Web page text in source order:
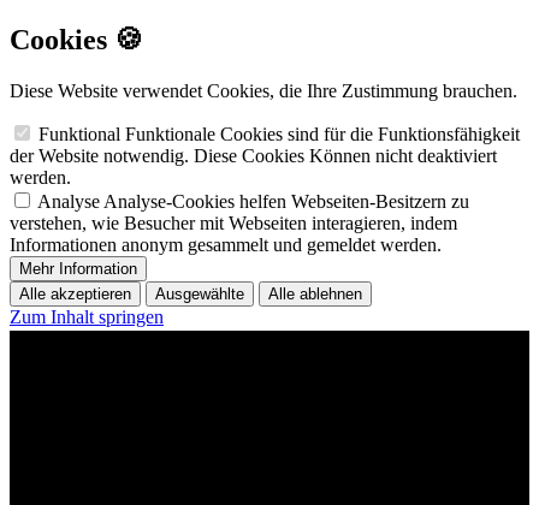
Cookies 🍪
Diese Website verwendet Cookies, die Ihre Zustimmung brauchen.
Funktional Funktionale Cookies sind für die Funktionsfähigkeit
der Website notwendig. Diese Cookies Können nicht deaktiviert
werden.
Analyse Analyse-Cookies helfen Webseiten-Besitzern zu
verstehen, wie Besucher mit Webseiten interagieren, indem
Informationen anonym gesammelt und gemeldet werden.
Mehr Information
Alle akzeptieren
Ausgewählte Alle ablehnen
Zum Inhalt springen